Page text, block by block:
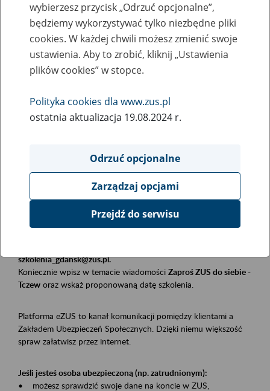
Zaproś ZUS do siebie: eZUS, wizyty
rezerwowane, e-wizyty, Aktywni 50+
Rodzaj wydarzenia
Szkolenia
Obszar merytoryczny
Płatnicy, ubezpieczeni, świadczeniobiorcy
Opis wydarzenia
Szkolenie stacjonarne w siedzibie firmy, instytucji, urzędu.
szkolenia_gdansk@zus.pl.
Koniecznie wpisz w temacie wiadomości Zaproś ZUS do siebie -
Tczew oraz wskaż proponowaną datę szkolenia.
Platforma eZUS to kanał komunikacji pomiędzy klientami a
Zakładem Ubezpieczeń Społecznych. Dzięki niemu większość
spraw załatwisz przez internet.
Jeśli jesteś osoba ubezpieczoną (np. zatrudnionym):
• możesz sprawdzić swoje dane na koncie w ZUS,
wybierzesz przycisk „Odrzuć opcjonalne”,
będziemy wykorzystywać tylko niezbędne pliki
cookies. W każdej chwili możesz zmienić swoje
ustawienia. Aby to zrobić, kliknij „Ustawienia
plików cookies” w stopce.
Polityka cookies dla www.zus.pl
ostatnia aktualizacja 19.08.2024 r.
Odrzuć opcjonalne
Zarządzaj opcjami
Przejdź do serwisu